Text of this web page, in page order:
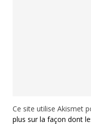
Ce site utilise Akismet
plus sur la façon dont